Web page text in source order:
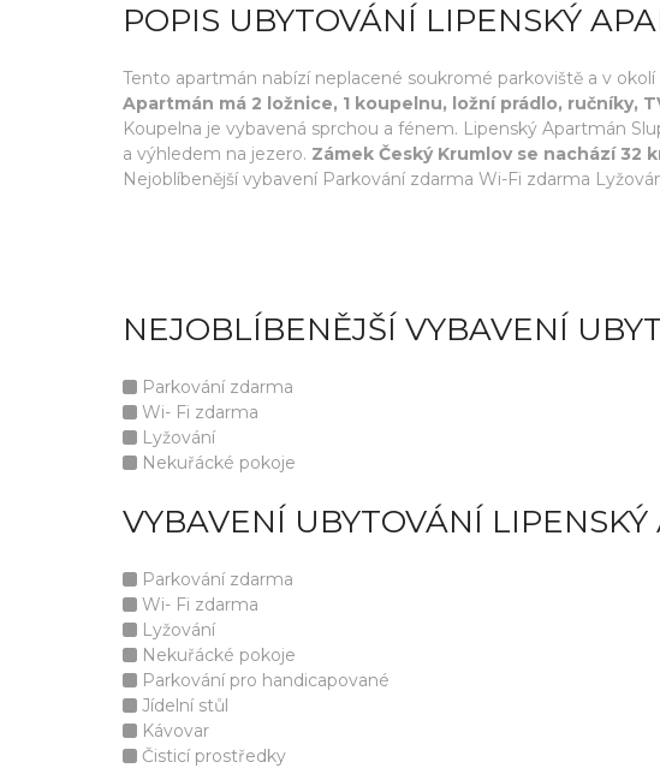
POPIS UBYTOVÁNÍ LIPENSKÝ
Tento apartmán nabízí neplacené soukromé parkoviště a v
Apartmán má 2 ložnice, 1 koupelnu, ložní prádlo, ručníky,
Koupelna je vybavená sprchou a fénem. Lipenský Apartmán
a výhledem na jezero. Zámek Český Krumlov se nachází 32
Nejoblíbenější vybavení Parkování zdarma Wi-Fi zdarma
NEJOBLÍBENĚJŠÍ VYBAVENÍ
Parkování zdarma
Wi- Fi zdarma
Lyžování
Nekuřácké pokoje
VYBAVENÍ UBYTOVÁNÍ
Parkování zdarma
Wi- Fi zdarma
Lyžování
Nekuřácké pokoje
Parkování pro handicapované
Jídelní stůl
Kávovar
Čisticí prostředky